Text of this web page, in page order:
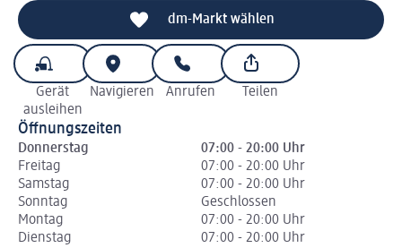
dm-Markt wählen
Gerät
ausleihen
Navigieren Anrufen Teilen
Öffnungszeiten
Donnerstag
07:00 - 20:00 Uhr
Freitag
07:00 - 20:00 Uhr
Samstag
07:00 - 20:00 Uhr
Sonntag
Geschlossen
Montag
07:00 - 20:00 Uhr
Dienstag
07:00 - 20:00 Uhr